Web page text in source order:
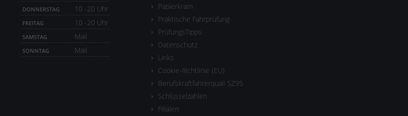
DONNERSTAG 10 -20 Uhr
FREITAG 10 -20 Uhr
SAMSTAG Mail
SONNTAG Mail
Papierkram
Praktische Fahrprüfung
PrüfungsTipps
Datenschutz
Links
Cookie-Richtlinie (EU)
Berufskraftfahrerquali SZ95
Schlüsselzahlen
Filialen